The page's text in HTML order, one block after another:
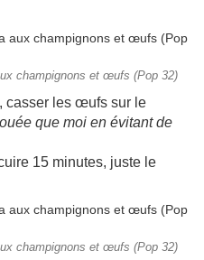
champignons et œufs (Pop 32)
casser les œufs sur le
que moi en évitant de
15 minutes, juste le
champignons et œufs (Pop 32)